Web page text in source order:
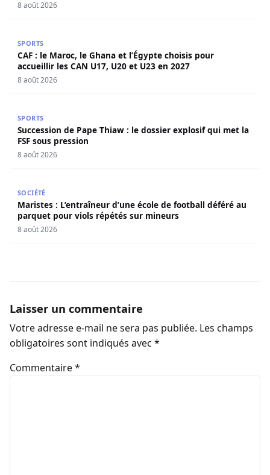
8 août 2026
SPORTS
CAF : le Maroc, le Ghana et l’Égypte choisis pour
accueillir les CAN U17, U20 et U23 en 2027
8 août 2026
SPORTS
Succession de Pape Thiaw : le dossier explosif qui met la
FSF sous pression
8 août 2026
SOCIÉTÉ
Maristes : L’entraîneur d’une école de football déféré au
parquet pour viols répétés sur mineurs
8 août 2026
Laisser un commentaire
Votre adresse e-mail ne sera pas publiée. Les champs
obligatoires sont indiqués avec *
Commentaire*